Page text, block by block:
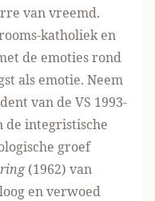
van vreemd.
katholiek en
de emoties rond
als emotie. Neem
van de VS 1993-
de integristische
groef
(1962) van
en verwoed